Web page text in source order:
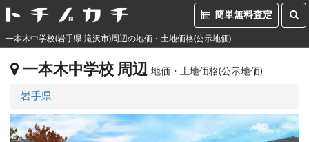
簡単無料査定
一本木中学校(岩手県 滝沢市)周辺の地価・土地価格(公示地価)
一本木中学校 周辺 地価・土地価格(公示地価)
岩手県